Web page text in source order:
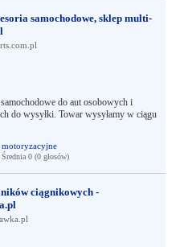
samochodowe, sklep multi-
do aut osobowych i
do wysyłki. Towar wysyłamy w ciągu
0 (0 głosów)
ciągnikowych -